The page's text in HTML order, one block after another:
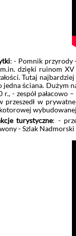
: - Pomnik przyrody
dzięki ruinom XV
Tutaj
jedna ściana. Dużym
r., - zespół pałacowo
przeszedł w
turystyczne: -
- Szlak Nadmorski